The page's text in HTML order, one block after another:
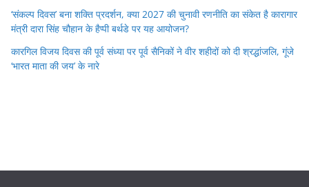
‘संकल्प दिवस’ बना शक्ति प्रदर्शन, क्या 2027 की चुनावी रणनीति का संकेत है कारागार
मंत्री दारा सिंह चौहान के हैप्पी बर्थडे पर यह आयोजन?
कारगिल विजय दिवस की पूर्व संध्या पर पूर्व सैनिकों ने वीर शहीदों को दी श्रद्धांजलि, गूंजे
‘भारत माता की जय’ के नारे